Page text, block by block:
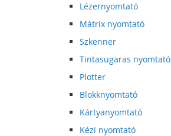
Lézernyomtató
Mátrix nyomtató
Szkenner
Tintasugaras nyomtató
Plotter
Blokknyomtató
Kártyanyomtató
Kézi nyomtató